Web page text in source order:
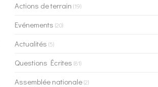
Actions de terrain (19)
Evénements (20)
Actualités (5)
Questions Écrites (81)
Assemblée nationale(2)